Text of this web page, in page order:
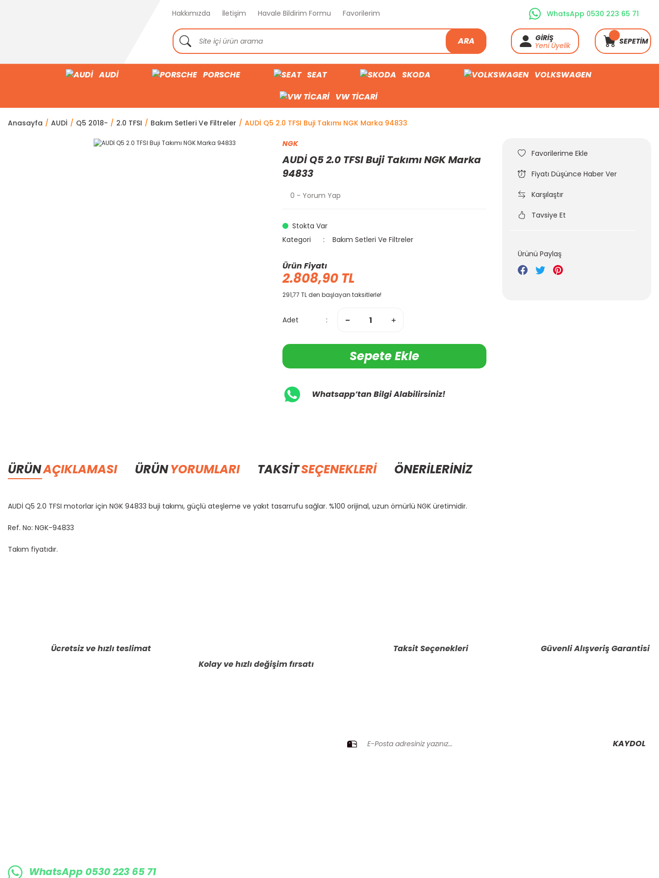
Hakkımızda İletişim Havale Bildirim Formu Favorilerim
ARA
WhatsApp 0530 223 65 71
GİRİŞ
Yeni Üyelik
SEPETİM
AUDİ PORSCHE SEAT SKODA
VOLKSWAGEN
VW TİCARİ
Anasayfa AUDİ Q5 2018- 2.0 TFSI Bakım Setleri Ve Filtreler AUDİ Q5 2.0 TFSI Buji Takımı NGK Marka 94833
NGK
AUDİ Q5 2.0 TFSI Buji Takımı NGK Marka
94833
0 - Yorum Yap
Stokta Var
Kategori
Bakım Setleri Ve Filtreler
Ürün Fiyatı
2.808,90 TL
291,77 TL den başlayan taksitlerle!
Adet
Sepete Ekle
Whatsapp’tan Bilgi Alabilirsiniz!
Fiyatı Düşünce Haber Ver
Karşılaştır
Tavsiye Et
Ürünü Paylaş
ÜRÜNAÇIKLAMASI ÜRÜNYORUMLARI TAKSİTSEÇENEKLERİ ÖNERİLERİNİZ
AUDİ Q5 2.0 TFSI motorlar için NGK 94833 buji takımı, güçlü ateşleme ve yakıt tasarrufu sağlar. %100 orijinal, uzun ömürlü NGK üretimidir.
Ref. No: NGK-94833
Takım fiyatıdır.
Ürün bilgilerinde hatalar bulunuyor.
Ücretsiz ve hızlı teslimat
Kolay ve hızlı değişim fırsatı
Taksit Seçenekleri Güvenli Alışveriş Garantisi
KAYDOL
WhatsApp 0530 223 65 71